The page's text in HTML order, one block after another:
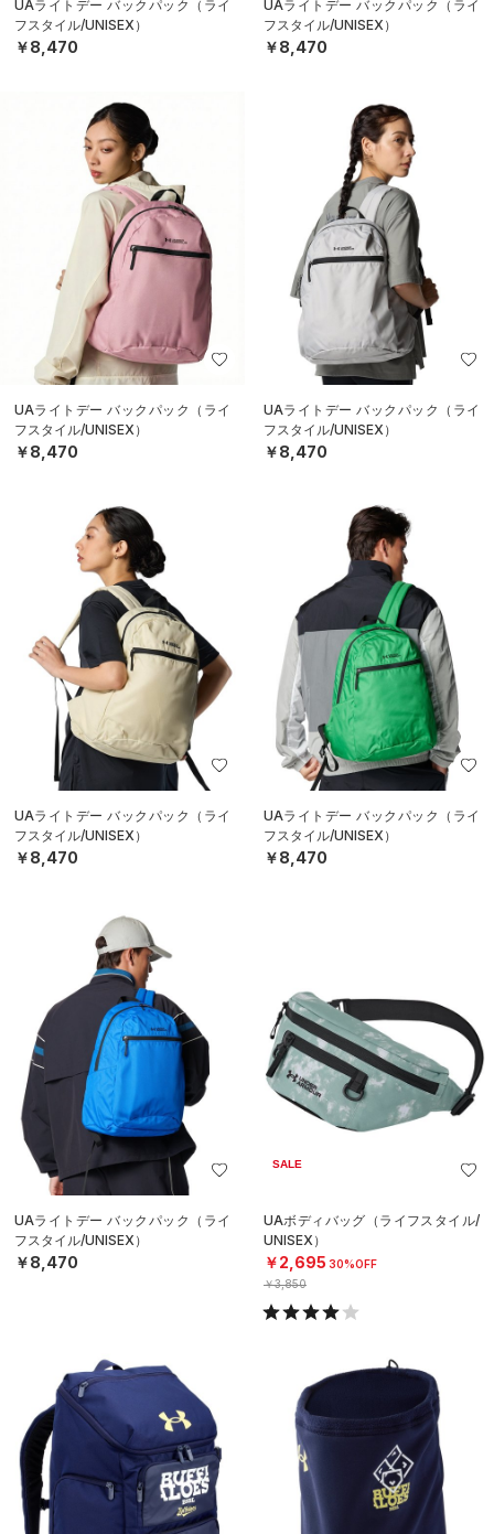
UAライトデー バックパック（ライ
フスタイル/UNISEX）
￥8,470
UAライトデー バックパック（ライ
フスタイル/UNISEX）
￥8,470
UAライトデー バックパック（ライ
フスタイル/UNISEX）
￥8,470
UAライトデー バックパック（ライ
フスタイル/UNISEX）
￥8,470
UAライトデー バックパック（ライ
フスタイル/UNISEX）
￥8,470
UAライトデー バックパック（ライ
フスタイル/UNISEX）
￥8,470
UAライトデー バックパック（ライ
フスタイル/UNISEX）
￥8,470
SALE
UAボディバッグ（ライフスタイル/
UNISEX）
￥2,695 30%OFF
￥3,850